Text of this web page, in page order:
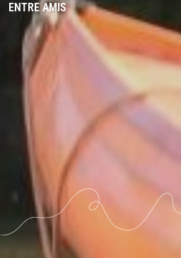
ENTRE AMIS